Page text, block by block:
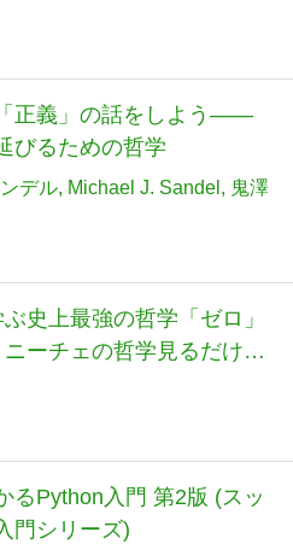
正義」の話をしよう――
びるための哲学
デル Michael J. Sandel
鬼澤
史上最強の哲学「ゼロ」
ーチェの哲学見るだけノ
るPython入門 第2版 (スッ
門シリーズ)